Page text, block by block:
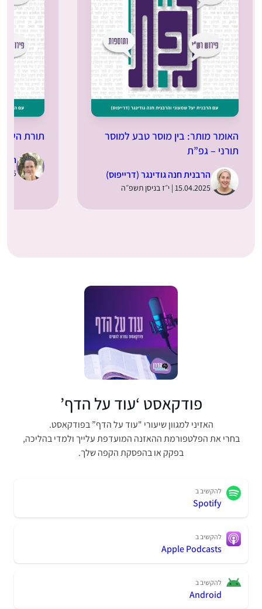
האומר מותר: בין מוסר טבע למוסר
תורני – גפ”ת
הרבנית חנה גודינגר (דרייפוס)
15.04.2025 | י״ז בניסן תשפ״ה
תורת
25.03.2025
פודקאסט ‘עוד על הדף’
האזיני למגוון שיעורי "עוד על הדף” בפודקאסט.
בחרי את הפלטפורמת ההאזנה המועדפת עלייך ולמדי בהליכה,
בפקק או בהפסקת הקפה שלך.
להקשיב ב
Spotify
להקשיב ב
Apple Podcasts
להקשיב ב
Android